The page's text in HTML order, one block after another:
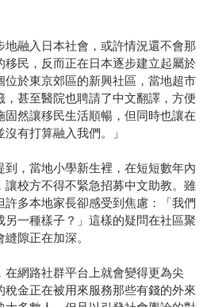
融入日本社會，或許情況還不會那
移民，反而正在日本逐步建立起屬於
位於東京郊區的新興社區，當地超市
甚至醫院也聘請了中文翻譯，方便
固然讓移民生活順暢，但同時也讓在
有打算融入我們。」
，當地小學新生裡，在短短數年內
讓校方不得不緊急招募中文助教。雖
多本地家長卻感受到焦慮：「我們
另一種樣子？」這樣的疑問在社區聚
隙正在加深。
在網路社群平台上就會變得更為尖
金正在被用來服務那些有錢的外來